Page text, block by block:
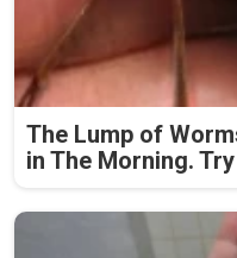
The Lump of
in The Morning.